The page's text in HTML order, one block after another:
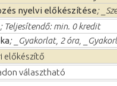
nyelvi előkészítése;
; Teljesítendő: min. 0 kredit
; _Gyakorlat, 2 óra,
előkészítő
választható